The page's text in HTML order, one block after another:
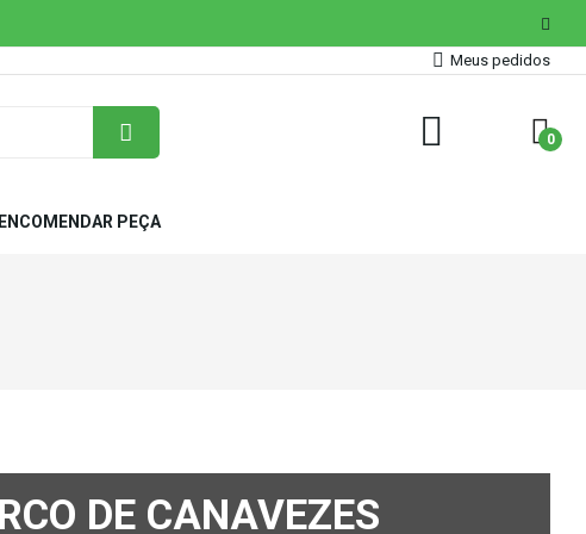
Meus pedidos
0
ENCOMENDAR PEÇA
DE CANAVEZES